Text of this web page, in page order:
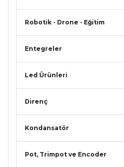
Robotik - Drone - Eğitim
Entegreler
Led Ürünleri
Direnç
Kondansatör
Pot, Trimpot ve Encoder